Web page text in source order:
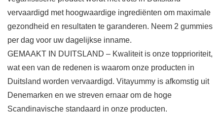
vervaardigd met hoogwaardige ingrediënten om maximale
gezondheid en resultaten te garanderen. Neem 2 gummies
per dag voor uw dagelijkse inname.
GEMAAKT IN DUITSLAND – Kwaliteit is onze topprioriteit,
wat een van de redenen is waarom onze producten in
Duitsland worden vervaardigd. Vitayummy is afkomstig uit
Denemarken en we streven ernaar om de hoge
Scandinavische standaard in onze producten.